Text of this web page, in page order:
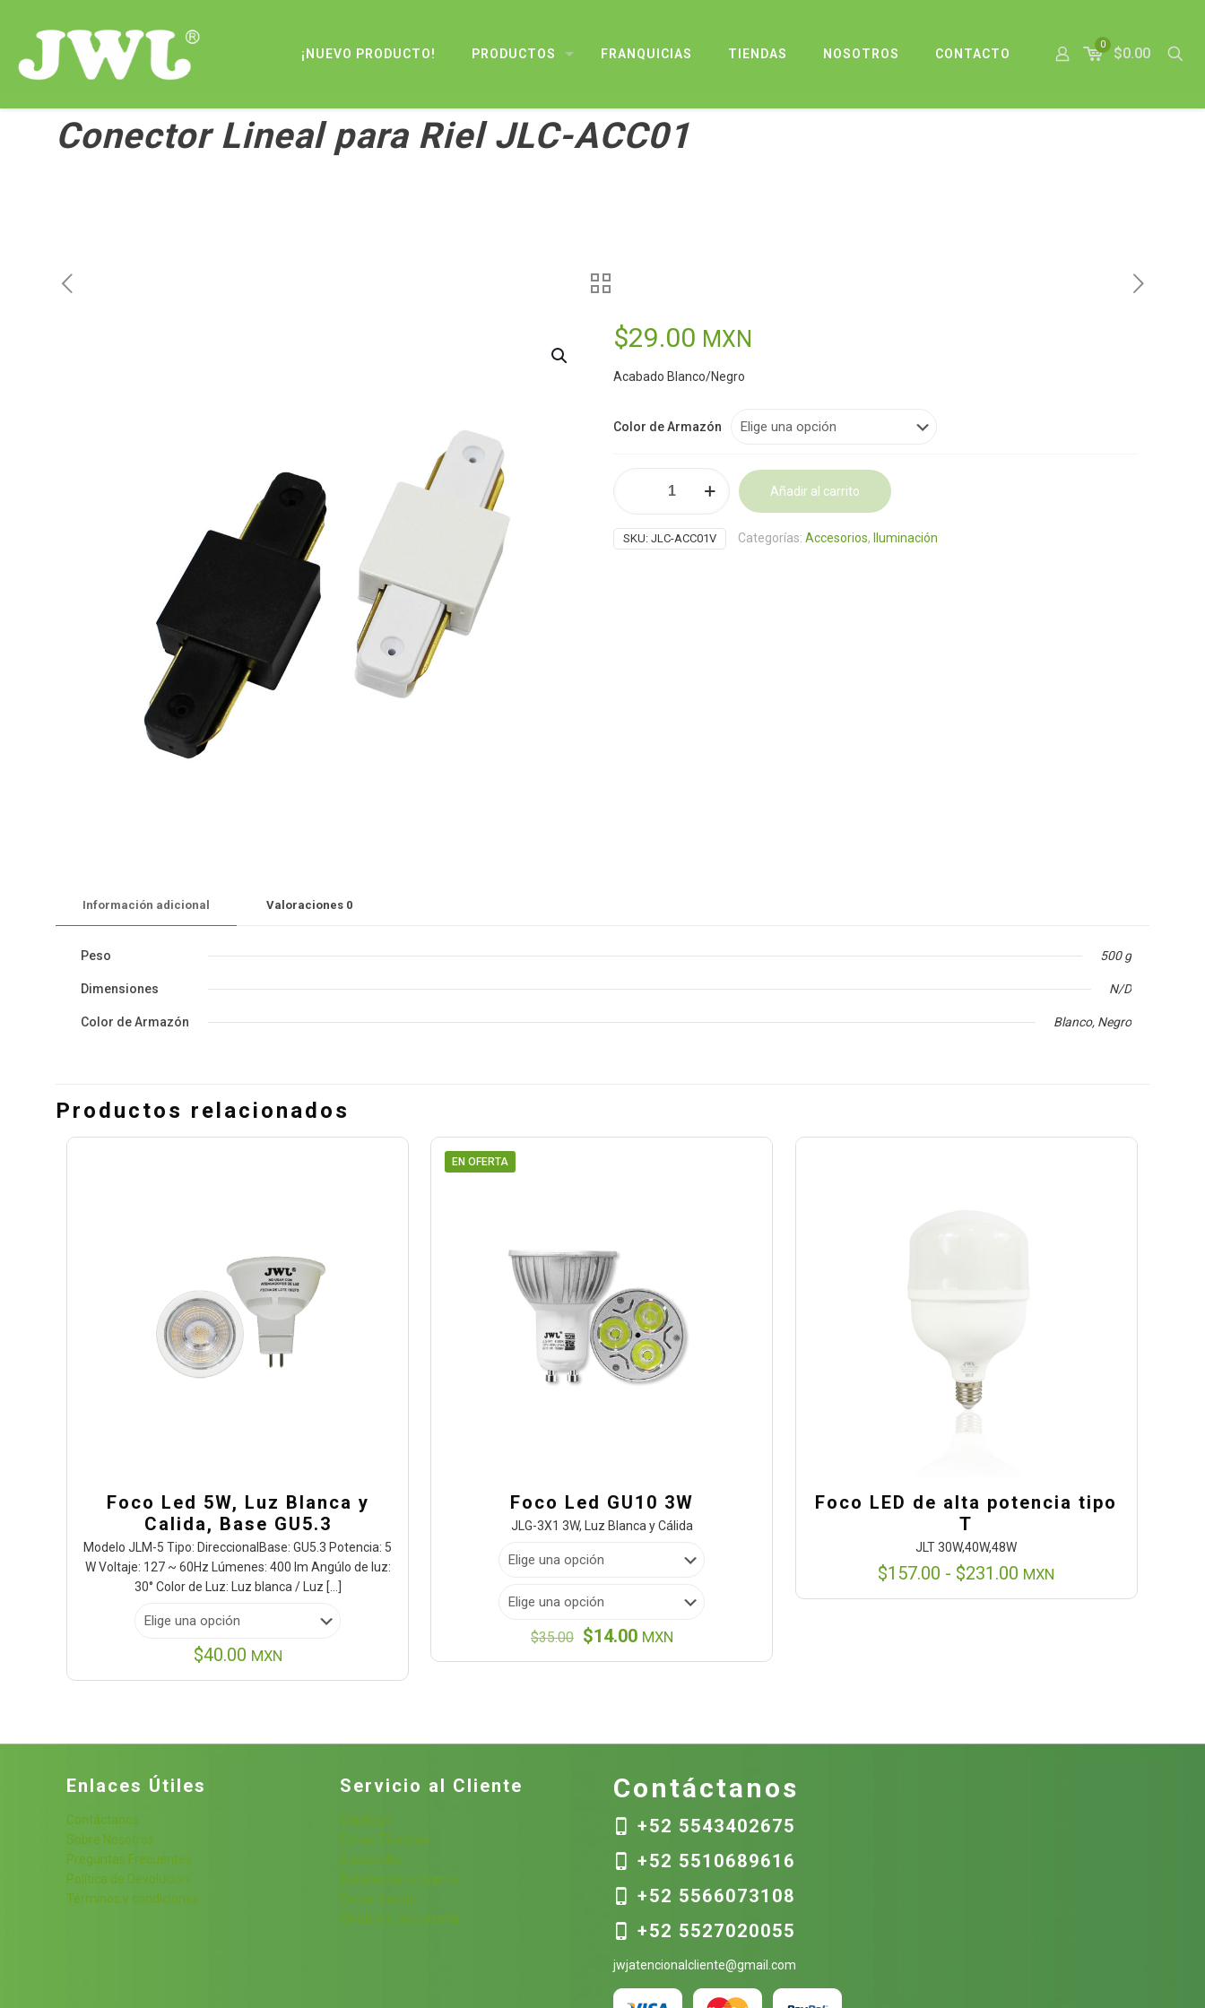
¡NUEVO PRODUCTO! PRODUCTOS FRANQUICIAS TIENDAS NOSOTROS CONTACTO
0
$0.00
Conector Lineal para Riel JLC-ACC01
$29.00 MXN
Acabado Blanco/Negro
Color de Armazón
Riel
Añadir al carrito
SKU: JLC-ACC01V Categorías: Accesorios, Iluminación
Información adicional Valoraciones 0
Peso 500 g
Dimensiones N/D
Color de Armazón Blanco, Negro
Productos relacionados
Foco Led 5W, Luz Blanca y
Calida, Base GU5.3
Modelo JLM-5 Tipo: DireccionalBase: GU5.3 Potencia: 5
W Voltaje: 127 ~ 60Hz Lúmenes: 400 lm Angúlo de luz:
30° Color de Luz: Luz blanca / Luz […]
$40.00 MXN
EN OFERTA
Foco Led GU10 3W
JLG-3X1 3W, Luz Blanca y Cálida
$35.00 El
$14.00ElMXN
Foco LED de alta potencia tipo
T
JLT 30W,40W,48W
$157.00 - $231.00 Rango
MXN
Enlaces Útiles
Contáctanos
Sobre Nosotros
Preguntas Frecuentes
Política de Devolución
Términos y condiciones
Servicio al Cliente
Cátalogo
Fichas Técnicas
Sucursales
Detalles de la cuenta
Cerrar Sesión
Olvide mi contraseña
Contáctanos
+52 5543402675
+52 5510689616
+52 5566073108
+52 5527020055
jwjatencionalcliente@gmail.com